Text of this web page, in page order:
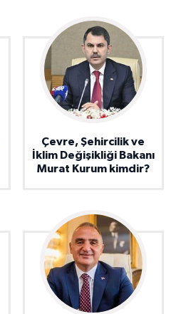
Çevre, Şehircilik ve
İklim Değişikliği Bakanı
Murat Kurum kimdir?